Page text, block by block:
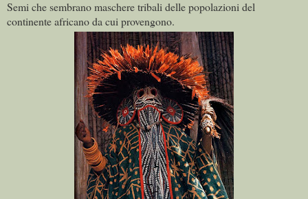
Semi che sembrano maschere tribali delle popolazioni del
continente africano da cui provengono.